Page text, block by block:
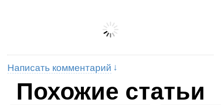
Написать комментарий
Похожие статьи